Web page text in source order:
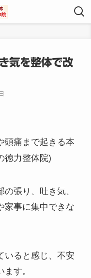
気を整体で改
頭痛まで起きる本
徳力整体院)
張り、吐き気、
家事に集中できな
いると感じ、不安
す。